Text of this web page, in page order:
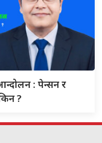
: पेन्सन र
?